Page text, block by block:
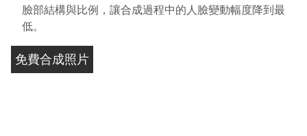
臉部結構與比例，讓合成過程中的人臉變動幅度降到最
低。
免費合成照片